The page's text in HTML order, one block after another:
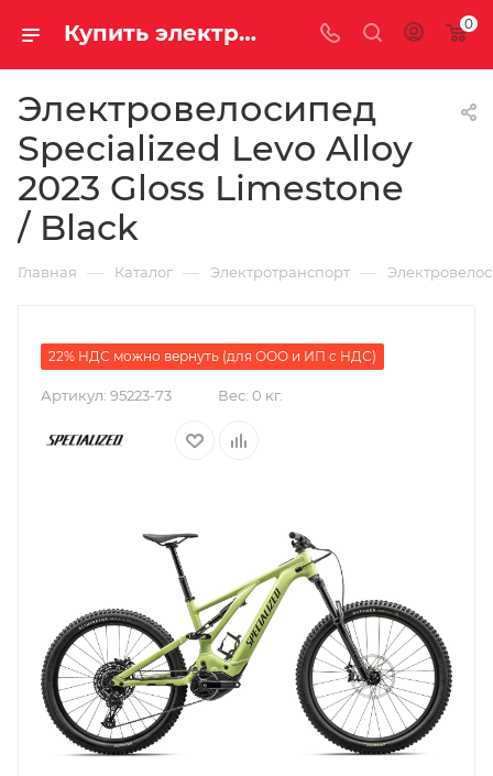
Купить электровелосипед Specialized Levo Alloy 2023 Gloss Limestone / Black за 680800.00000000 рублей в Саратове и Энгельсе в рассрочку или кредит выгодно 0
Электровелосипед
Specialized Levo Alloy
2023 Gloss Limestone
/ Black
Главная — Каталог — Электротранспорт —
22% НДС можно вернуть (для ООО и ИП с НДС)
Артикул: 95223-73 Вес: 0 кг.